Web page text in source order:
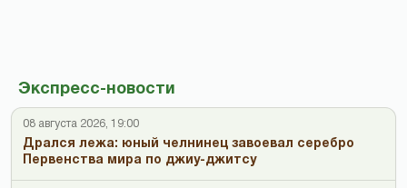
Экспресс-новости
08 августа 2026, 19:00
Дрался лежа: юный челнинец завоевал серебро
Первенства мира по джиу-джитсу